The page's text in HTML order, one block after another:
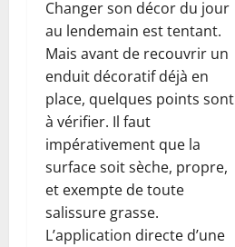
Changer son décor du jour
au lendemain est tentant.
Mais avant de recouvrir un
enduit décoratif déjà en
place, quelques points sont
à vérifier. Il faut
impérativement que la
surface soit sèche, propre,
et exempte de toute
salissure grasse.
L’application directe d’une